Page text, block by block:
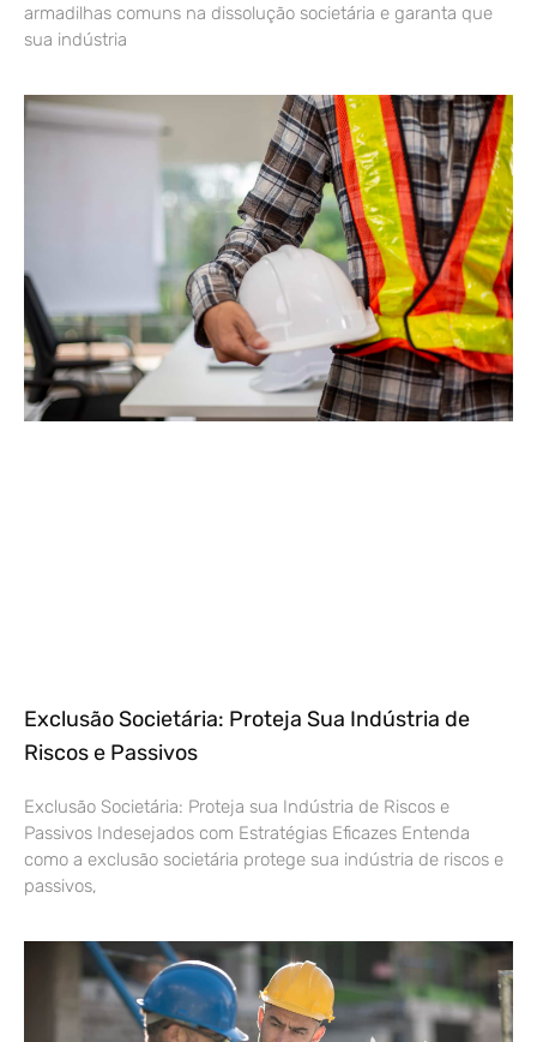
armadilhas comuns na dissolução societária e garanta que
sua indústria
Exclusão Societária: Proteja Sua Indústria de
Riscos e Passivos
Exclusão Societária: Proteja sua Indústria de Riscos e
Passivos Indesejados com Estratégias Eficazes Entenda
como a exclusão societária protege sua indústria de riscos e
passivos,